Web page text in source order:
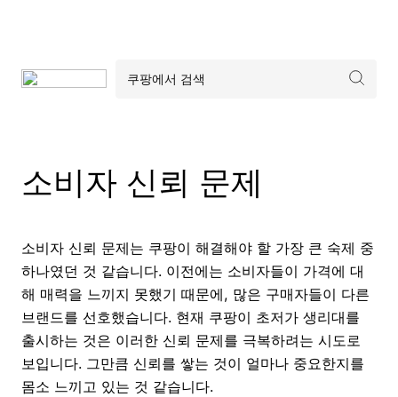
소비자 신뢰 문제
소비자 신뢰 문제는 쿠팡이 해결해야 할 가장 큰 숙제 중
하나였던 것 같습니다. 이전에는 소비자들이 가격에 대
해 매력을 느끼지 못했기 때문에, 많은 구매자들이 다른
브랜드를 선호했습니다. 현재 쿠팡이 초저가 생리대를
출시하는 것은 이러한 신뢰 문제를 극복하려는 시도로
보입니다. 그만큼 신뢰를 쌓는 것이 얼마나 중요한지를
몸소 느끼고 있는 것 같습니다.